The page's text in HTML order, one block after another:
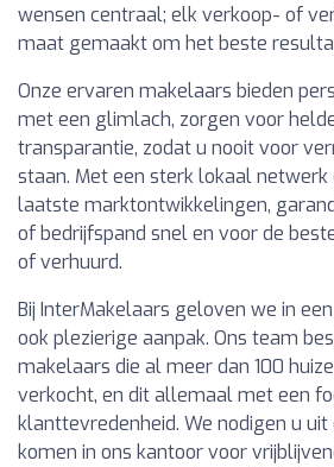
wensen centraal; elk verkoop- of
maat gemaakt om het beste
Onze ervaren makelaars bieden
met een glimlach, zorgen voor
transparantie, zodat u nooit voor
staan. Met een sterk lokaal netwerk
laatste marktontwikkelingen,
of bedrijfspand snel en voor de
of verhuurd.
Bij InterMakelaars geloven we in
ook plezierige aanpak. Ons team
makelaars die al meer dan 100
verkocht, en dit allemaal met een
klanttevredenheid. We nodigen u
komen in ons kantoor voor